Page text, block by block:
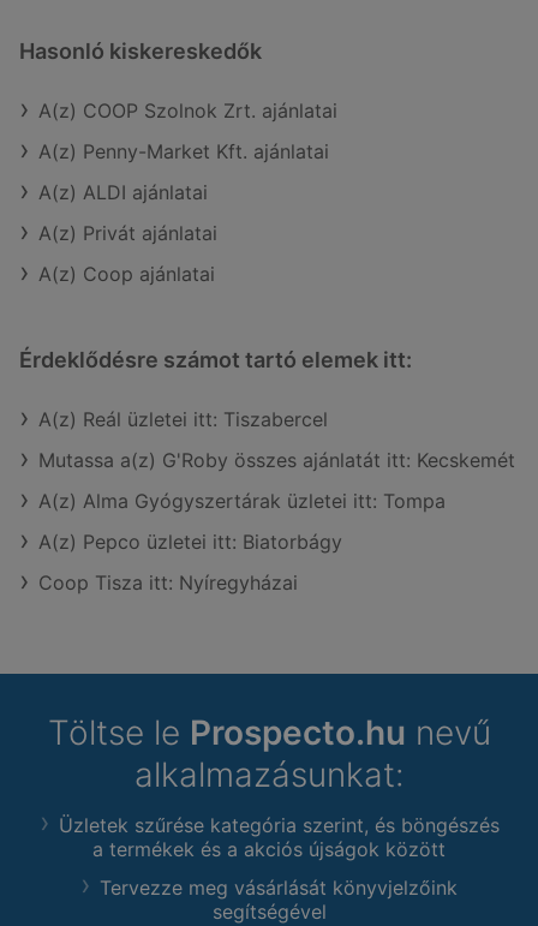
Hasonló kiskereskedők
A(z) COOP Szolnok Zrt. ajánlatai
A(z) Penny-Market Kft. ajánlatai
A(z) ALDI ajánlatai
A(z) Privát ajánlatai
A(z) Coop ajánlatai
Érdeklődésre számot tartó elemek itt:
A(z) Reál üzletei itt: Tiszabercel
Mutassa a(z) G'Roby összes ajánlatát itt: Kecskemét
A(z) Alma Gyógyszertárak üzletei itt: Tompa
A(z) Pepco üzletei itt: Biatorbágy
Coop Tisza itt: Nyíregyházai
Töltse le Prospecto.hu nevű
alkalmazásunkat:
Üzletek szűrése kategória szerint, és böngészés
a termékek és a akciós újságok között
Tervezze meg vásárlását könyvjelzőink
segítségével